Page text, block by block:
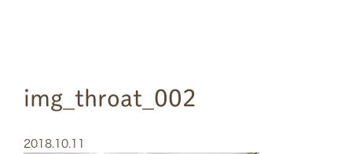
img_throat_002
2018.10.11